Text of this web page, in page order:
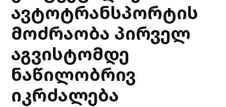
ავტოტრანსპორტის
მოძრაობა პირველ
აგვისტომდე
ნაწილობრივ
იკრძალება